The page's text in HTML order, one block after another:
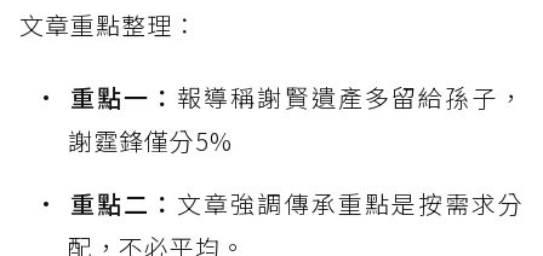
文章重點整理：
重點一： 報導稱謝賢遺產多留給孫子，
謝霆鋒僅分5%
重點二： 文章強調傳承重點是按需求分
配，不必平均。